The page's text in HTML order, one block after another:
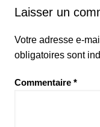
Laisser un
Votre adresse e-
obligatoires sont
Commentaire *